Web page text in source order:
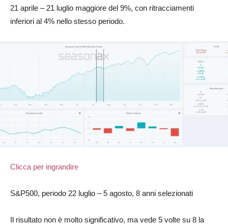
21 aprile – 21 luglio maggiore del 9%, con ritracciamenti
inferiori al 4% nello stesso periodo.
Clicca per ingrandire
S&P500, periodo 22 luglio – 5 agosto, 8 anni selezionati
Il risultato non è molto significativo, ma vede 5 volte su 8 la